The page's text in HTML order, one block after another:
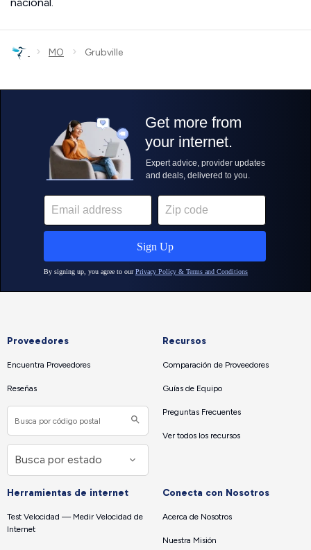
› MO › Grubville
Proveedores
Encuentra Proveedores
Reseñas
Recursos
Comparación de Proveedores
Guías de Equipo
Preguntas Frecuentes
Ver todos los recursos
Herramientas de internet
Test Velocidad — Medir Velocidad de
Internet
Conecta con Nosotros
Acerca de Nosotros
Nuestra Misión